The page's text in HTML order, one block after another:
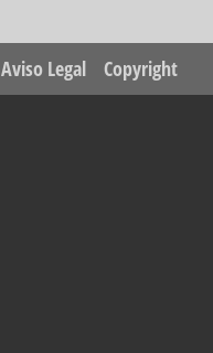
Aviso Legal Copyright